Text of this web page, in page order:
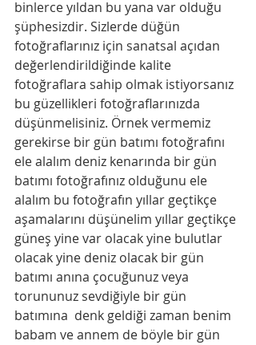
binlerce yıldan bu yana var olduğu
şüphesizdir. Sizlerde düğün
fotoğraflarınız için sanatsal açıdan
değerlendirildiğinde kalite
fotoğraflara sahip olmak istiyorsanız
bu güzellikleri fotoğraflarınızda
düşünmelisiniz. Örnek vermemiz
gerekirse bir gün batımı fotoğrafını
ele alalım deniz kenarında bir gün
batımı fotoğrafınız olduğunu ele
alalım bu fotoğrafın yıllar geçtikçe
aşamalarını düşünelim yıllar geçtikçe
güneş yine var olacak yine bulutlar
olacak yine deniz olacak bir gün
batımı anına çocuğunuz veya
torununuz sevdiğiyle bir gün
batımına  denk geldiği zaman benim
babam ve annem de böyle bir gün